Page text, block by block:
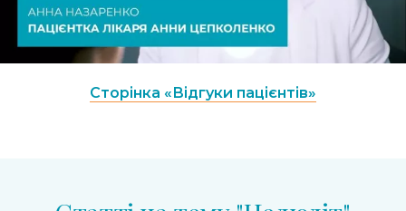
Сторінка «Відгуки пацієнтів»